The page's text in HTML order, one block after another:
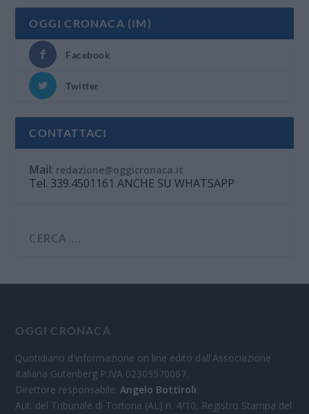
OGGI CRONACA (IM)
Facebook
Twitter
CONTATTACI
Mail: redazione@oggicronaca.it
Tel. 339.4501161 ANCHE SU WHATSAPP
OGGI CRONACA
Quotidiano d'informazione on line edito dall'Associazione
Italiana Gutenberg P.IVA 02305570067.
Direttore responsabile:Angelo Bottiroli.
Aut. del Tribunale di Tortona (AL) n. 4/10, Registro Stampa del